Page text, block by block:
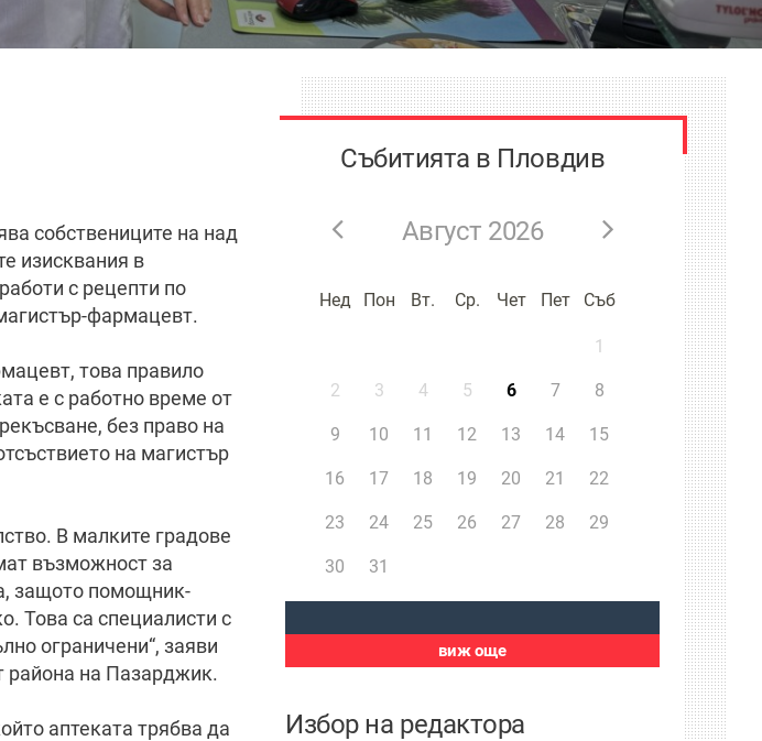
собствениците на над
изисквания в
с рецепти по
фармацевт.
това правило
е с работно време от
без право на
на магистър
В малките градове
възможност за
защото помощник-
Това са специалисти с
ограничени“, заяви
района на Пазарджик.
аптеката трябва да
Събитията в Пловдив
Август 2026
Нед Пон Вт. Ср. Чет Пет Съб
1
2 3 4 5 6 7 8
9 10 11 12 13 14 15
16 17 18 19 20 21 22
23 24 25 26 27 28 29
30 31
виж още
Избор на редактора